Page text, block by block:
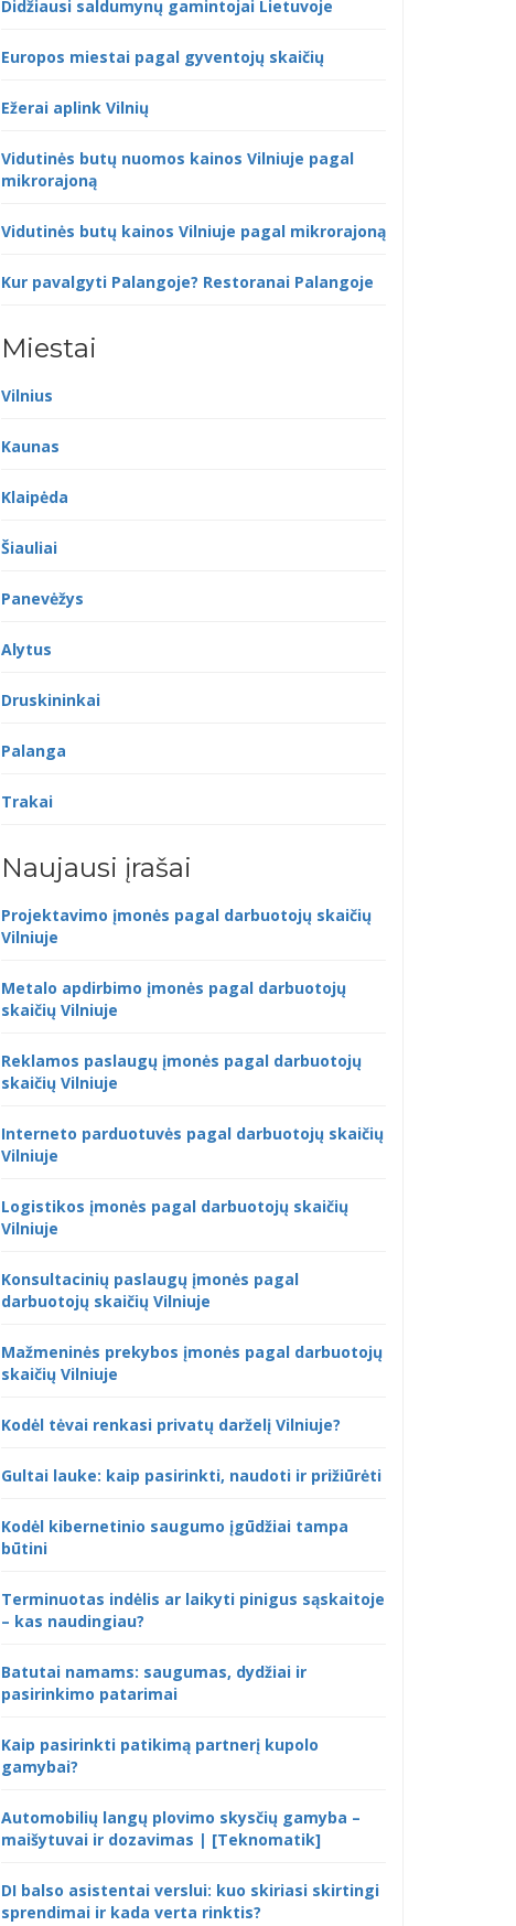
Didžiausi saldumynų gamintojai Lietuvoje
Europos miestai pagal gyventojų skaičių
Ežerai aplink Vilnių
Vidutinės butų nuomos kainos Vilniuje pagal
mikrorajoną
Vidutinės butų kainos Vilniuje pagal mikrorajoną
Kur pavalgyti Palangoje? Restoranai Palangoje
Miestai
Vilnius
Kaunas
Klaipėda
Šiauliai
Panevėžys
Alytus
Druskininkai
Palanga
Trakai
Naujausi įrašai
Projektavimo įmonės pagal darbuotojų skaičių
Vilniuje
Metalo apdirbimo įmonės pagal darbuotojų
skaičių Vilniuje
Reklamos paslaugų įmonės pagal darbuotojų
skaičių Vilniuje
Interneto parduotuvės pagal darbuotojų skaičių
Vilniuje
Logistikos įmonės pagal darbuotojų skaičių
Vilniuje
Konsultacinių paslaugų įmonės pagal
darbuotojų skaičių Vilniuje
Mažmeninės prekybos įmonės pagal darbuotojų
skaičių Vilniuje
Kodėl tėvai renkasi privatų darželį Vilniuje?
Gultai lauke: kaip pasirinkti, naudoti ir prižiūrėti
Kodėl kibernetinio saugumo įgūdžiai tampa
būtini
Terminuotas indėlis ar laikyti pinigus sąskaitoje
– kas naudingiau?
Batutai namams: saugumas, dydžiai ir
pasirinkimo patarimai
Kaip pasirinkti patikimą partnerį kupolo
gamybai?
Automobilių langų plovimo skysčių gamyba –
maišytuvai ir dozavimas | [Teknomatik]
DI balso asistentai verslui: kuo skiriasi skirtingi
sprendimai ir kada verta rinktis?